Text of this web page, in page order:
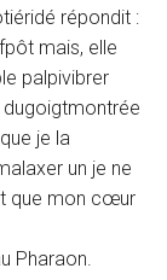
répondit :
mais, elle
palpivibrer
dugoigtmontrée
je la
un je ne
que mon cœur
Pharaon.